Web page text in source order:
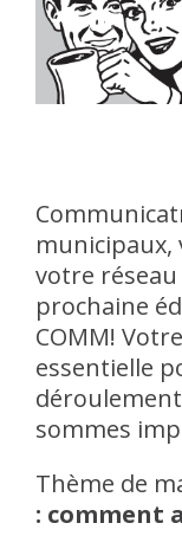
municipaux,
votre
prochaine
COMM!
essentielle
sommes
Thème de
: comment